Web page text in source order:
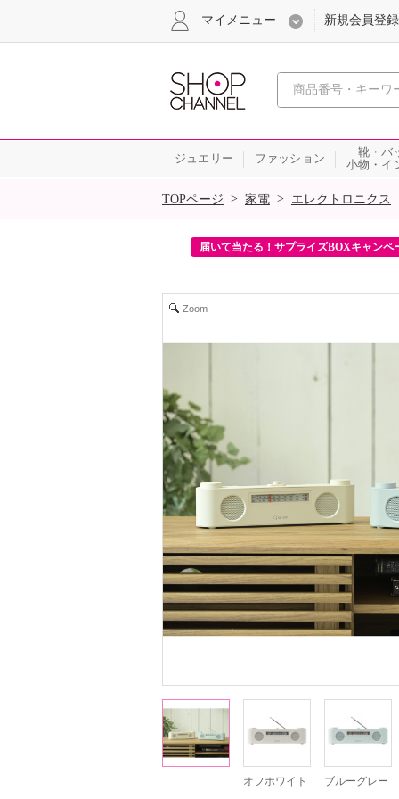
マイメニュー 新規会員登録
ジュエリー ファッション
靴・バ
小物・イ
SALE
TOPページ > 家電 > エレクトロニクス
届いて当たる！サプライズBOXキャンペ
Zoom
オフホワイト ブルーグレー